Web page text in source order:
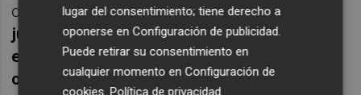
de ellas, para volver a dispararse.Cuatro
juegos consecutivos le valieron para poner
el 2-0 en el casillero de sets después de
otros 43 minutosy, además, culminando
lugar del consentimiento; tiene derecho a
oponerse enConfiguración de publicidad.
Puede retirar su consentimiento en
cualquier momento enConfiguración de
cookies.Política de privacidad